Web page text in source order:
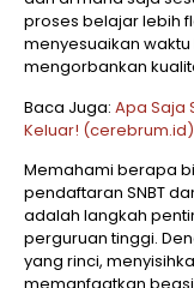
proses belajar lebih
menyesuaikan
mengorbankan
Baca Juga: Apa Saja
Keluar! (cerebrum.id)
Memahami berapa
pendaftaran SNBT
adalah langkah
perguruan tinggi.
yang rinci,